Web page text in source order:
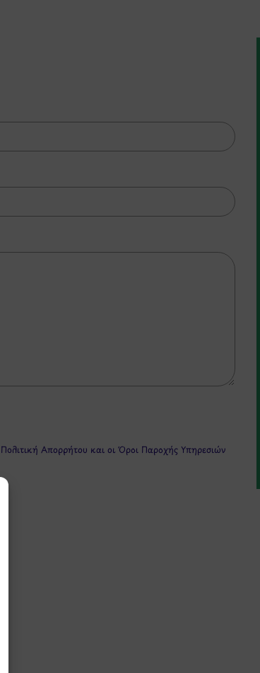
Πολιτική Απορρήτου και οιΌροι Παροχής Υπηρεσιών
τα νέα και τις